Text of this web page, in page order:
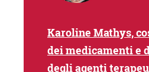
Karoline Mathys,
dei medicamenti e
degli agenti